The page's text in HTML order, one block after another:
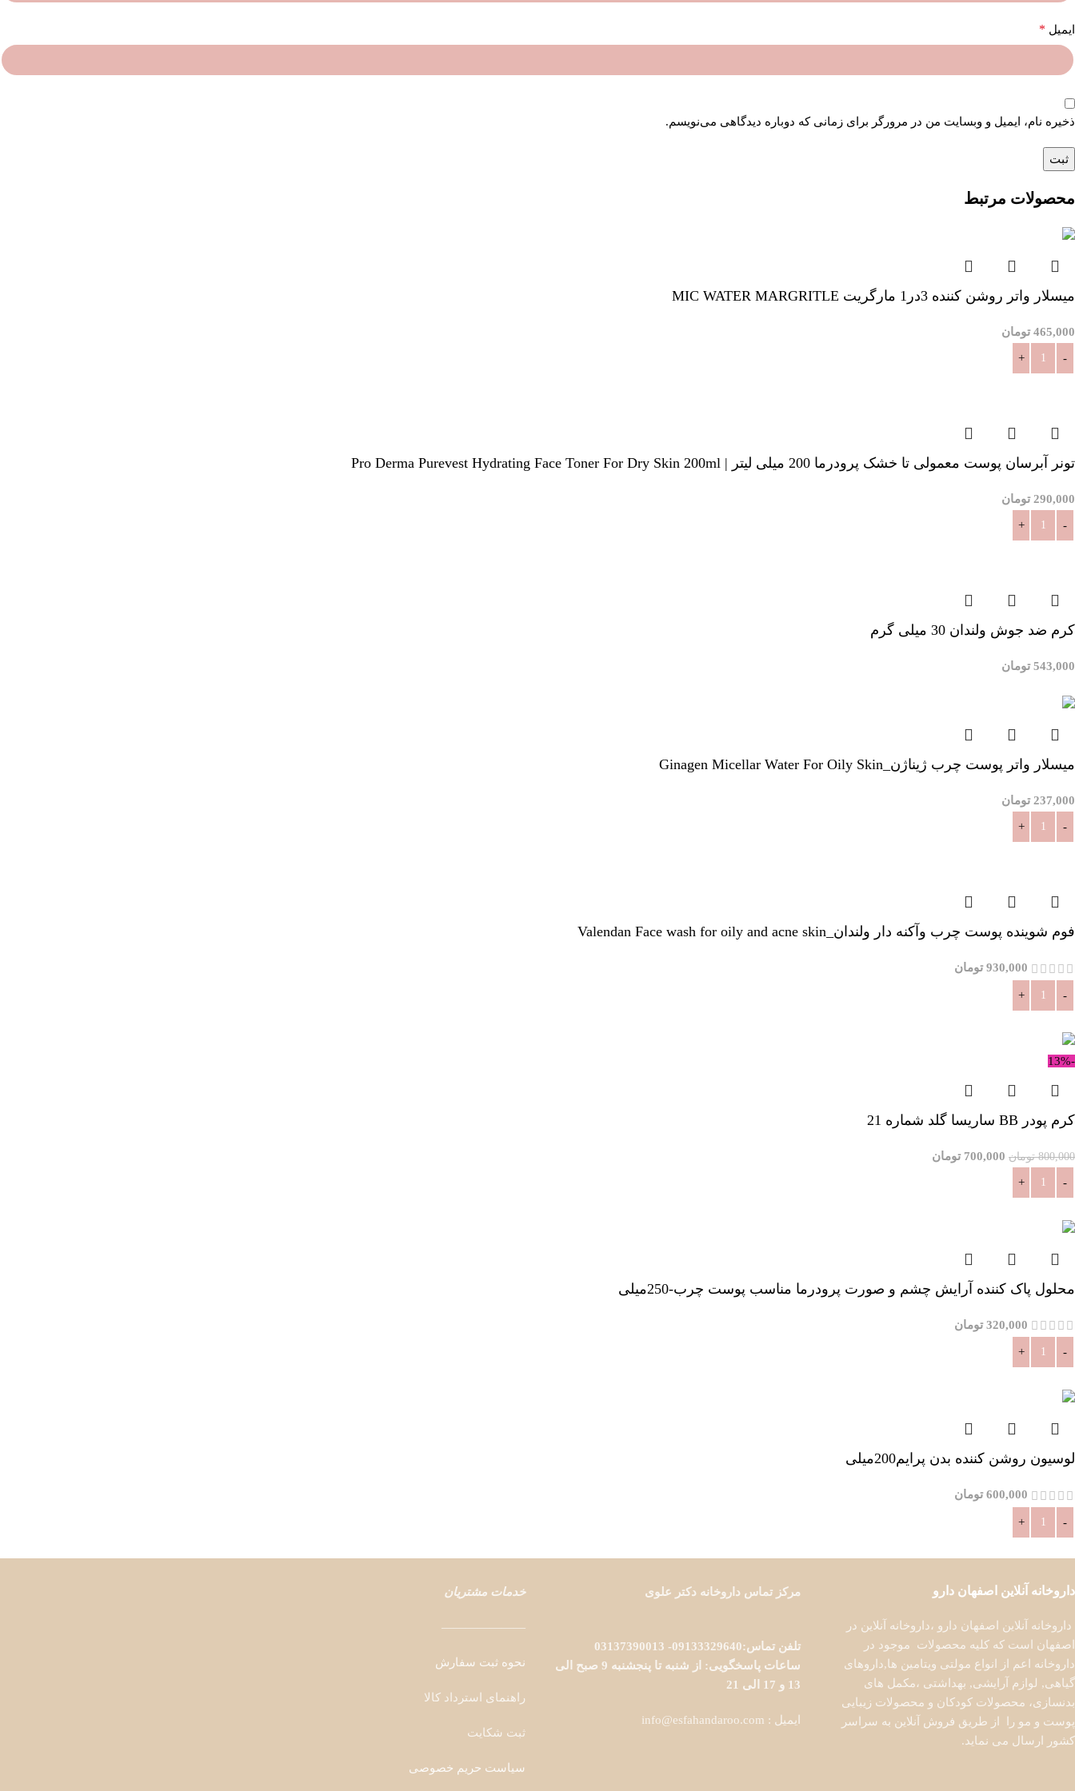
ایمیل *
ذخیره نام، ایمیل و وبسایت من در مرورگر برای زمانی که دوباره دیدگاهی می‌نویسم.
محصولات مرتبط
میسلار واتر روشن کننده 3در1 مارگریت MIC WATER MARGRITLE
465,000 تومان
تونر آبرسان پوست معمولی تا خشک پرودرما 200 میلی لیتر | Pro Derma Purevest Hydrating Face Toner For Dry Skin 200ml
290,000 تومان
کرم ضد جوش ولندان 30 میلی گرم
543,000 تومان
میسلار واتر پوست چرب ژیناژن_Ginagen Micellar Water For Oily Skin
237,000 تومان
فوم شوینده پوست چرب وآکنه دار ولندان_Valendan Face wash for oily and acne skin
930,000 تومان
-13%
کرم پودر BB ساریسا گلد شماره 21
800,000 تومان 700,000 تومان
محلول پاک کننده آرایش چشم و صورت پرودرما مناسب پوست چرب-250میلی
320,000 تومان
لوسیون روشن کننده بدن پرایم200میلی
600,000 تومان
داروخانه آنلاین اصفهان دارو
داروخانه آنلاین اصفهان دارو ،داروخانه آنلاین در
اصفهان است که کلیه محصولات موجود در
داروخانه اعم از انواع مولتی ویتامین ها,داروهای
گیاهی, لوازم آرایشی, بهداشتی ،مکمل های
بدنسازی، محصولات کودکان و محصولات زیبایی
پوست و مو را از طریق فروش آنلاین به سراسر
کشور ارسال می نماید.
مرکز تماس داروخانه دکتر علوی
تلفن تماس:09133329640- 03137390013
ساعات پاسخگویی: از شنبه تا پنجشنبه 9 صبح الی
13 و 17 الی 21
ایمیل : info@esfahandaroo.com
خدمات مشتریان
———————
نحوه ثبت سفارش
راهنمای استرداد کالا
ثبت شکایت
سیاست حریم خصوصی